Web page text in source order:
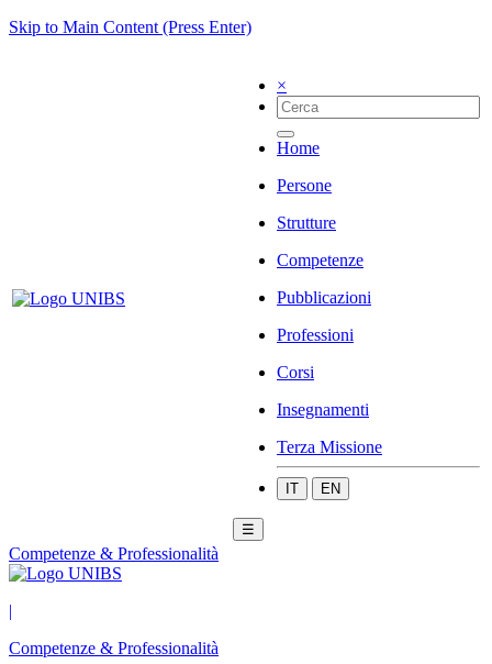
Skip to Main Content (Press Enter)
×
Home
Persone
Strutture
Competenze
Pubblicazioni
Professioni
Corsi
Insegnamenti
Terza Missione
IT EN
☰
Competenze & Professionalità
|
Competenze & Professionalità